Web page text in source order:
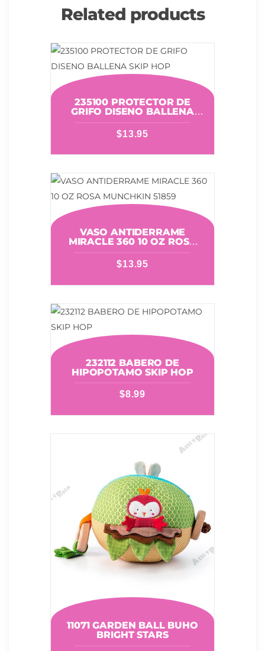
Related products
235100 PROTECTOR DE
GRIFO DISENO BALLENA
SKIP HOP
$13.95
VASO ANTIDERRAME
MIRACLE 360 10 OZ ROSA
MUNCHKIN 51859
$13.95
232112 BABERO DE
HIPOPOTAMO SKIP HOP
$8.99
11071 GARDEN BALL BUHO
BRIGHT STARS